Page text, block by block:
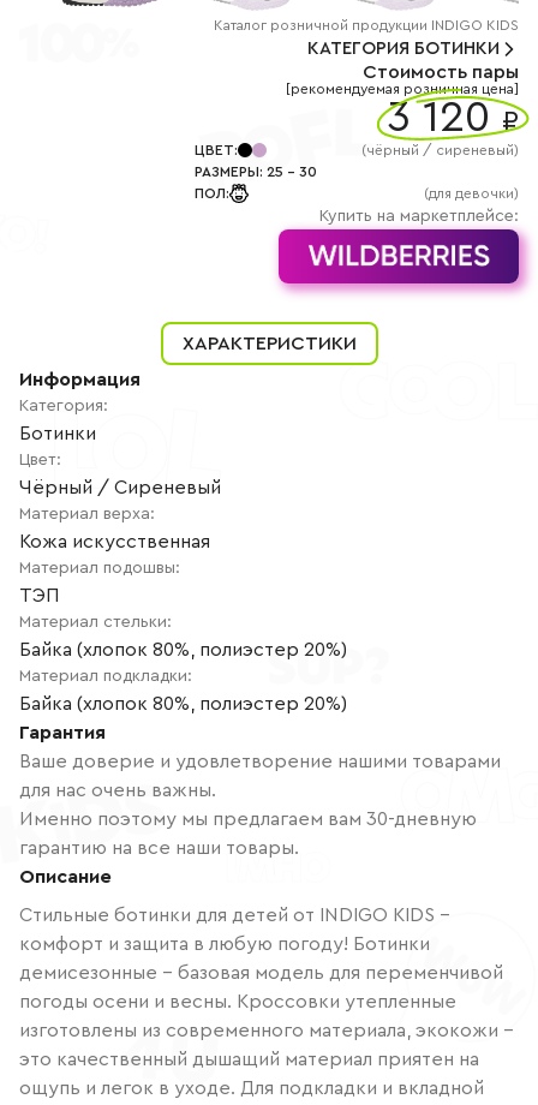
+7
АВТОРИЗАЦИЯ
РЕГИСТРАЦИЯ
Каталог розничной продукции INDIGO KIDS
КАТЕГОРИЯ БОТИНКИ
Стоимость пары
[рекомендуемая розничная цена]
3 120 ₽
ЦВЕТ: (чёрный / сиреневый)
РАЗМЕРЫ: 25 - 30
ПОЛ: (для девочки)
Купить на маркетплейсе:
ХАРАКТЕРИСТИКИ
Информация
Категория:
Ботинки
Цвет:
Чёрный / Сиреневый
Материал верха:
Кожа искусственная
Материал подошвы:
ТЭП
Материал стельки:
Байка (хлопок 80%, полиэстер 20%)
Материал подкладки:
Байка (хлопок 80%, полиэстер 20%)
Гарантия
Ваше доверие и удовлетворение нашими товарами
для нас очень важны.
Именно поэтому мы предлагаем вам 30-дневную
гарантию на все наши товары.
Описание
Стильные ботинки для детей от INDIGO KIDS -
комфорт и защита в любую погоду! Ботинки
демисезонные - базовая модель для переменчивой
погоды осени и весны. Кроссовки утепленные
изготовлены из современного материала, экокожи -
это качественный дышащий материал приятен на
ощупь и легок в уходе. Для подкладки и вкладной